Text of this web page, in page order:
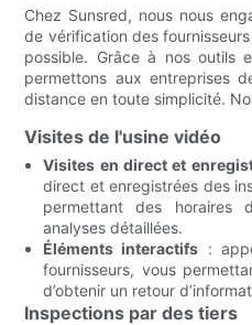
Chez Sunsred, nous nous
de vérification des
possible. Grâce à nos outils
permettons aux entreprises
distance en toute simplicité.
Visites de l'usine vidéo
Visites en direct et
direct et enregistrées des
permettant des horaires
analyses détaillées.
Éléments interactifs :
fournisseurs, vous
d’obtenir un retour
Inspections par des tiers